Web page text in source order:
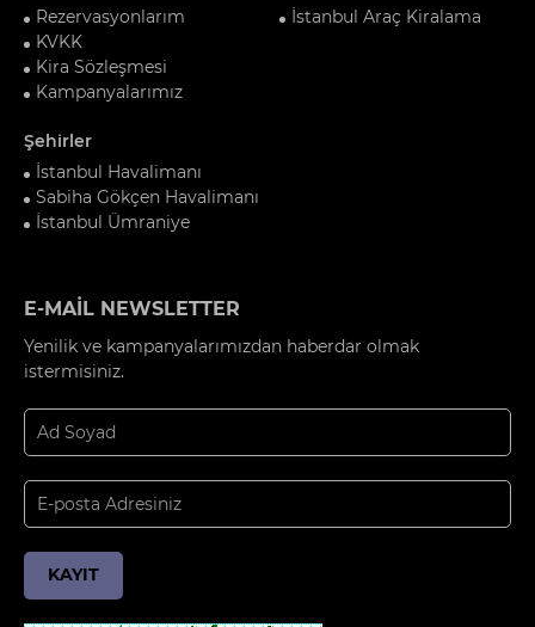
Rezervasyonlarım
KVKK
Kira Sözleşmesi
Kampanyalarımız
İstanbul Araç Kiralama
Şehirler
İstanbul Havalimanı
Sabiha Gökçen Havalimanı
İstanbul Ümraniye
E-MAİL NEWSLETTER
Yenilik ve kampanyalarımızdan haberdar olmak
istermisiniz.
KAYIT